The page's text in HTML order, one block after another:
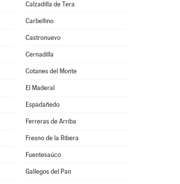
Calzadilla de Tera
Carbellino
Castronuevo
Cernadilla
Cotanes del Monte
El Maderal
Espadañedo
Ferreras de Arriba
Fresno de la Ribera
Fuentesaúco
Gallegos del Pan